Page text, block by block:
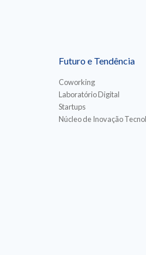
Futuro e Tendência
Coworking
Laboratório Digital
Startups
Núcleo de Inovação